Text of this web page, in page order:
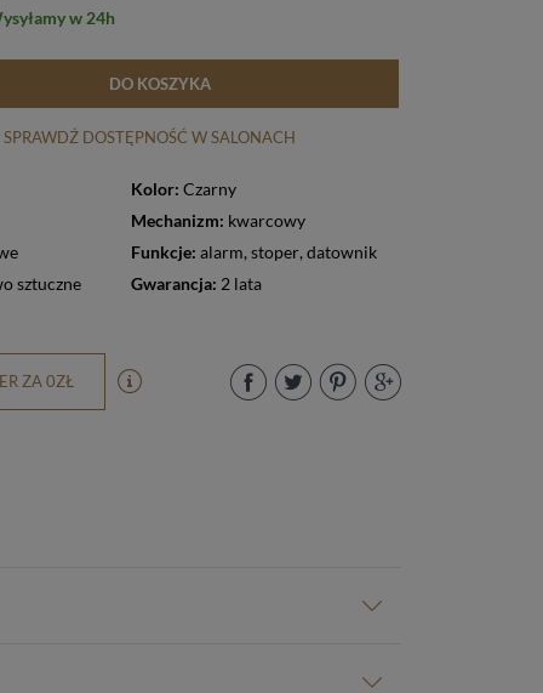
w 24h
DO KOSZYKA
SPRAWDŹ DOSTĘPNOŚĆ W SALONACH
Kolor: Czarny
Mechanizm: kwarcowy
Funkcje:alarm, stoper, datownik
sztuczne Gwarancja: 2 lata
ZA 0ZŁ